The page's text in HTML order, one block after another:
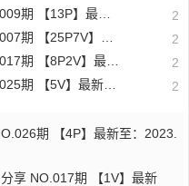
最新至：2023.12.28 2
】最新至：2023.10.24 2
】最新至：2204.11.14 2
】最新至：2025.3.12 2
期 【4P】最新至：2023.
享 NO.017期 【1V】最新